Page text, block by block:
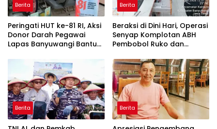
Berita
Peringati HUT ke-81 RI, Aksi
Donor Darah Pegawai
Lapas Banyuwangi Bantu
Berita
Beraksi di Dini Hari, Operasi
Senyap Komplotan ABH
Pembobol Ruko dan
Macan Blambangan
Berita Berita